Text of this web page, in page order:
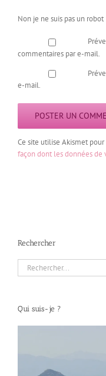
Non je ne suis pas un robot
commentaires par e-mail.
e-mail.
Ce site utilise Akismet
façon dont les données de
Rechercher
Rechercher:
Qui suis-je ?